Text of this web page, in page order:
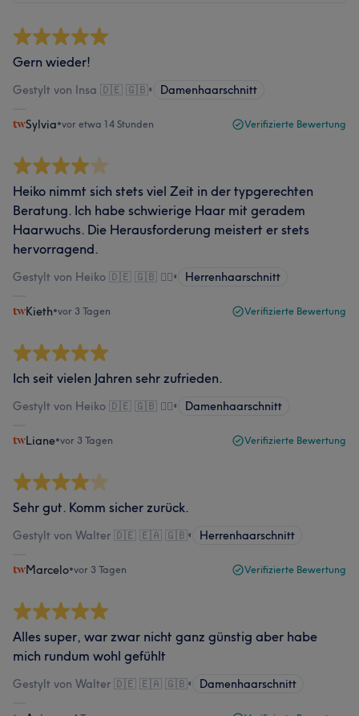
Gern wieder!
Gestylt von Insa 🇩🇪 🇬🇧• Damenhaarschnitt
Sylvia•vor etwa 14 Stunden Verifizierte Bewertung
Heiko nimmt sich stets viel Zeit in der typgerechten
Beratung. Ich habe schwierige Haar mit geradem
Haarwuchs. Die Herausforderung meistert er stets
hervorragend.
Gestylt von Heiko 🇩🇪 🇬🇧 🏳️‍🌈• Herrenhaarschnitt
Kieth•vor 3 Tagen Verifizierte Bewertung
Ich seit vielen Jahren sehr zufrieden.
Gestylt von Heiko 🇩🇪 🇬🇧 🏳️‍🌈• Damenhaarschnitt
Liane•vor 3 Tagen Verifizierte Bewertung
Sehr gut. Komm sicher zurück.
Gestylt von Walter 🇩🇪 🇪🇦 🇬🇧• Herrenhaarschnitt
Marcelo•vor 3 Tagen Verifizierte Bewertung
Alles super, war zwar nicht ganz günstig aber habe
mich rundum wohl gefühlt
Gestylt von Walter 🇩🇪 🇪🇦 🇬🇧• Damenhaarschnitt